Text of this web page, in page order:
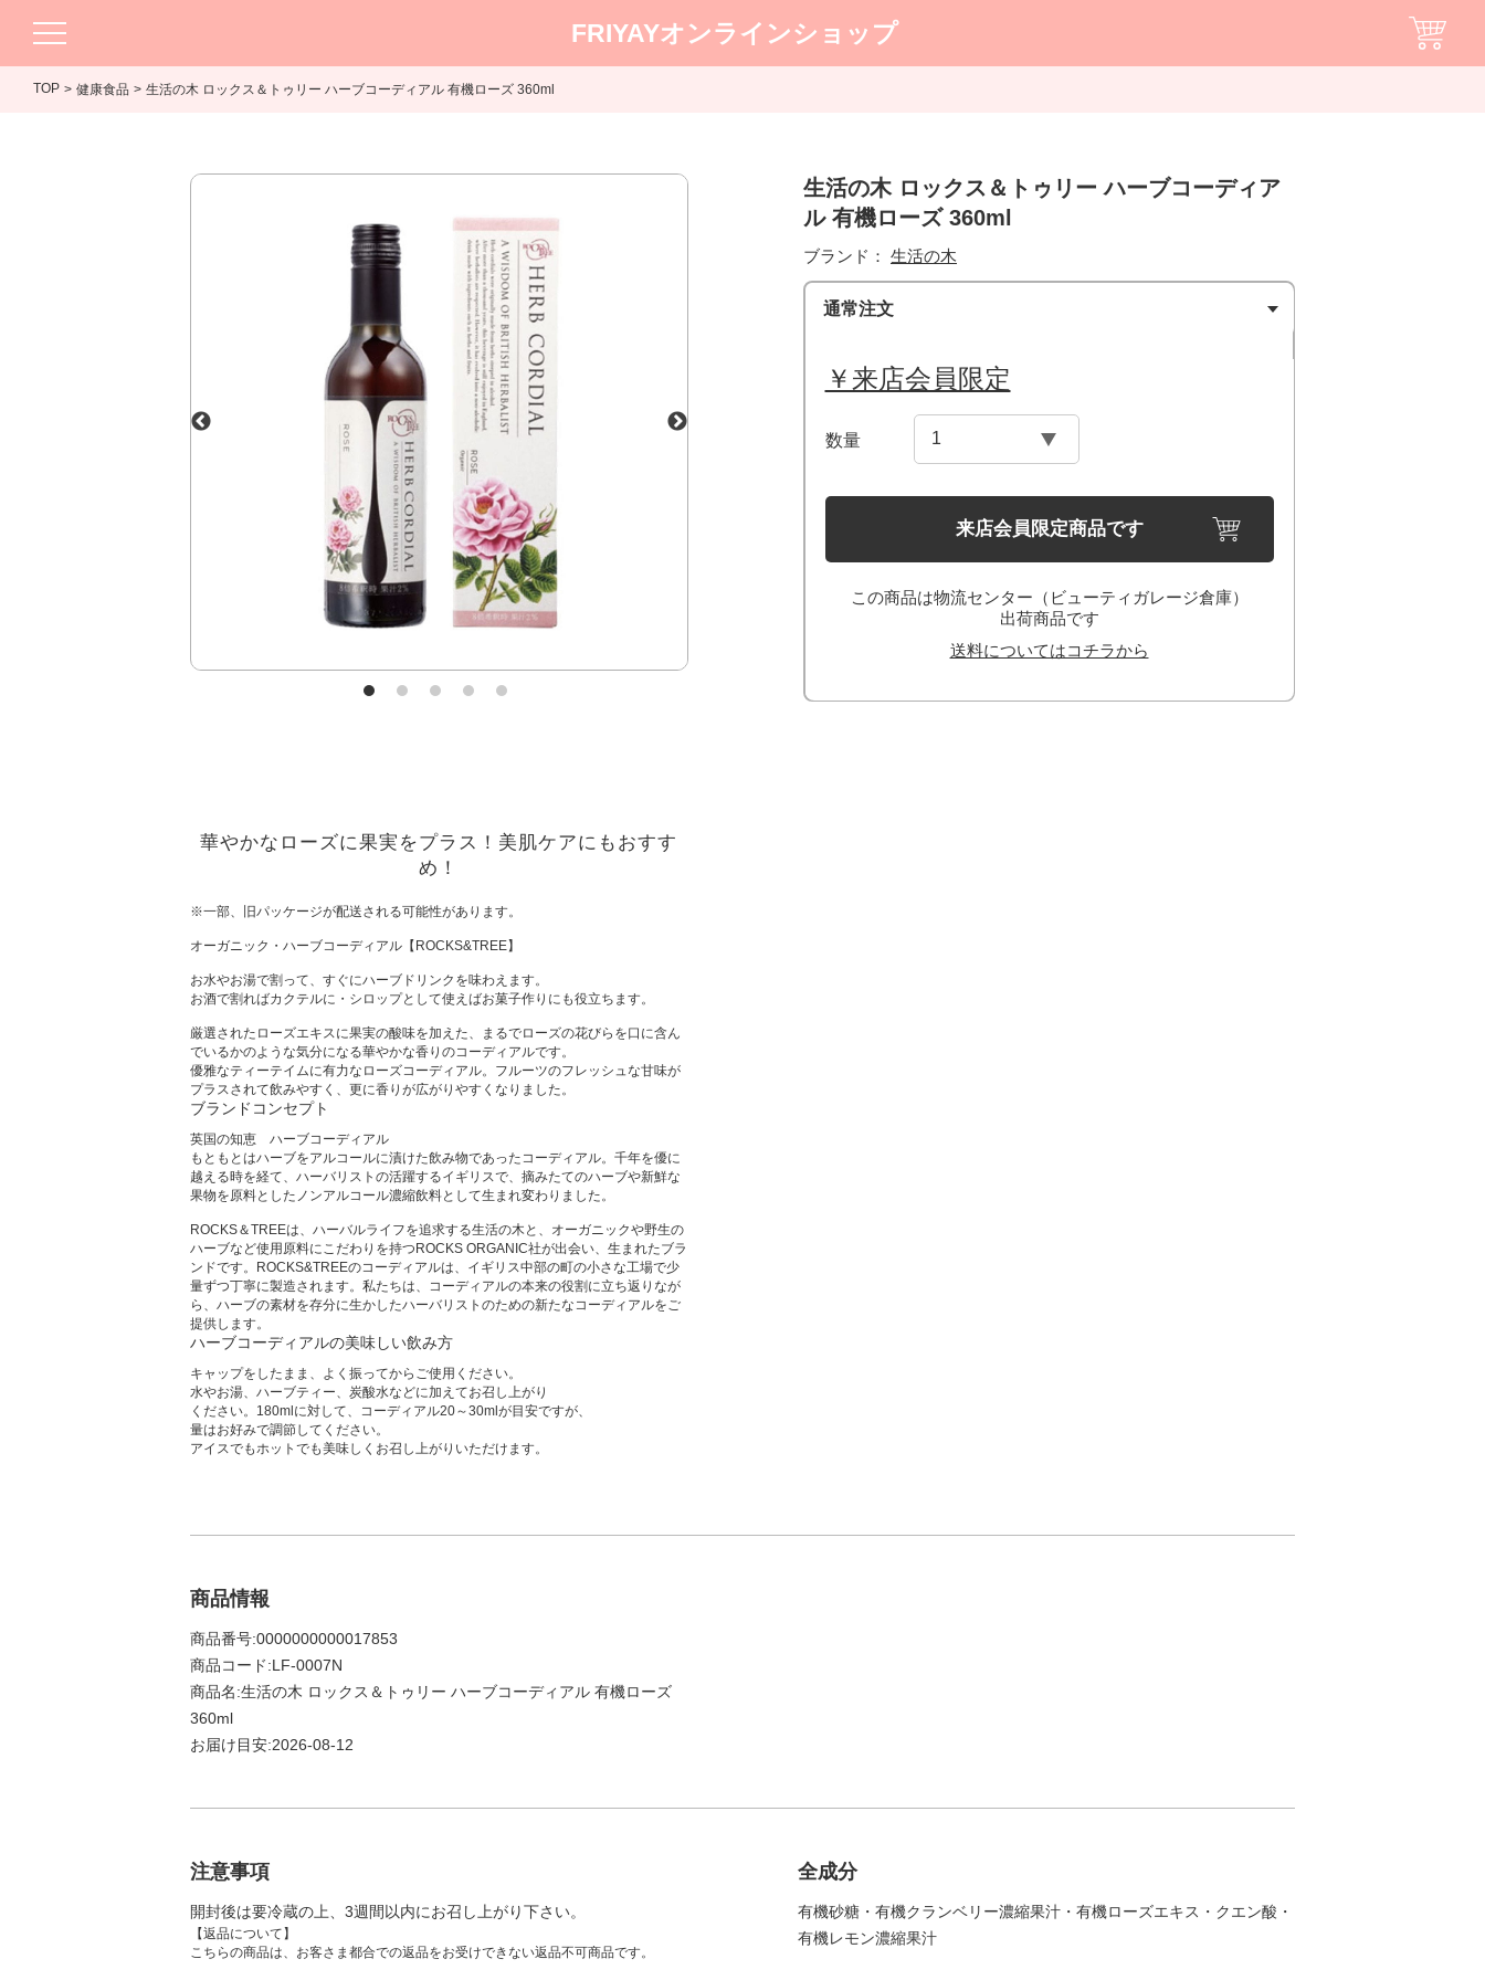
FRIYAYオンラインショップ
TOP 健康食品 生活の木 ロックス＆トゥリー ハーブコーディアル 有機ローズ 360ml
生活の木 ロックス＆トゥリー ハーブコーディア
ル 有機ローズ 360ml
ブランド： 生活の木
通常注文
￥来店会員限定
数量
来店会員限定商品です
この商品は物流センター（ビューティガレージ倉庫）
出荷商品です
送料についてはコチラから
華やかなローズに果実をプラス！美肌ケアにもおすす
め！
※一部、旧パッケージが配送される可能性があります。
オーガニック・ハーブコーディアル【ROCKS&TREE】
お水やお湯で割って、すぐにハーブドリンクを味わえます。
お酒で割ればカクテルに・シロップとして使えばお菓子作りにも役立ちます。
厳選されたローズエキスに果実の酸味を加えた、まるでローズの花びらを口に含ん
でいるかのような気分になる華やかな香りのコーディアルです。
優雅なティーテイムに有力なローズコーディアル。フルーツのフレッシュな甘味が
プラスされて飲みやすく、更に香りが広がりやすくなりました。
ブランドコンセプト
英国の知恵 ハーブコーディアル
もともとはハーブをアルコールに漬けた飲み物であったコーディアル。千年を優に
越える時を経て、ハーバリストの活躍するイギリスで、摘みたてのハーブや新鮮な
果物を原料としたノンアルコール濃縮飲料として生まれ変わりました。
ROCKS＆TREEは、ハーバルライフを追求する生活の木と、オーガニックや野生の
ハーブなど使用原料にこだわりを持つROCKS ORGANIC社が出会い、生まれたブラ
ンドです。ROCKS&TREEのコーディアルは、イギリス中部の町の小さな工場で少
量ずつ丁寧に製造されます。私たちは、コーディアルの本来の役割に立ち返りなが
ら、ハーブの素材を存分に生かしたハーバリストのための新たなコーディアルをご
提供します。
ハーブコーディアルの美味しい飲み方
キャップをしたまま、よく振ってからご使用ください。
水やお湯、ハーブティー、炭酸水などに加えてお召し上がり
ください。180mlに対して、コーディアル20～30mlが目安ですが、
量はお好みで調節してください。
アイスでもホットでも美味しくお召し上がりいただけます。
商品情報
商品番号:0000000000017853
商品コード:LF-0007N
商品名:生活の木 ロックス＆トゥリー ハーブコーディアル 有機ローズ
360ml
お届け目安:2026-08-12
注意事項
開封後は要冷蔵の上、3週間以内にお召し上がり下さい。
【返品について】
こちらの商品は、お客さま都合での返品をお受けできない返品不可商品です。
全成分
有機砂糖・有機クランベリー濃縮果汁・有機ローズエキス・クエン酸・
有機レモン濃縮果汁